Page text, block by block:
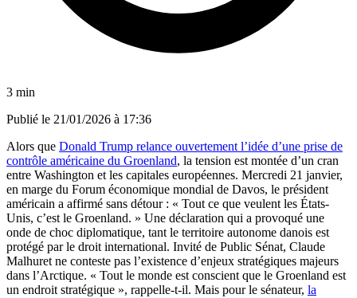
3 min
Publié le 21/01/2026 à 17:36
Alors que Donald Trump relance ouvertement l’idée d’une prise de
contrôle américaine du Groenland, la tension est montée d’un cran
entre Washington et les capitales européennes. Mercredi 21 janvier,
en marge du Forum économique mondial de Davos, le président
américain a affirmé sans détour : « Tout ce que veulent les États-
Unis, c’est le Groenland. » Une déclaration qui a provoqué une
onde de choc diplomatique, tant le territoire autonome danois est
protégé par le droit international. Invité de Public Sénat, Claude
Malhuret ne conteste pas l’existence d’enjeux stratégiques majeurs
dans l’Arctique. « Tout le monde est conscient que le Groenland est
un endroit stratégique », rappelle-t-il. Mais pour le sénateur, la